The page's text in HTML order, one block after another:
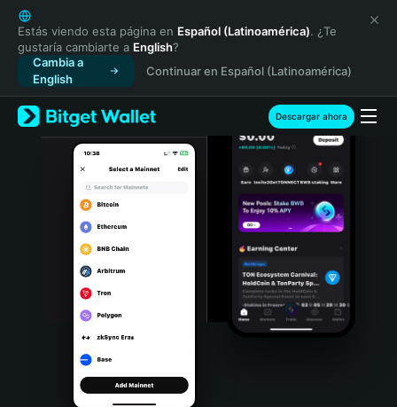
English
日本語
Tiếng Việt
Русский
Español (Latinoamérica)
Türkçe
Italiano
Português (Portugal)
Bahasa Indonesia
Português (Brasil)
Español (Argentina)
Estás viendo esta página en Español (Latinoamérica). ¿Te
gustaría cambiarte a English?
Cambia a
English
Continuar en Español (Latinoamérica)
Descargar ahora